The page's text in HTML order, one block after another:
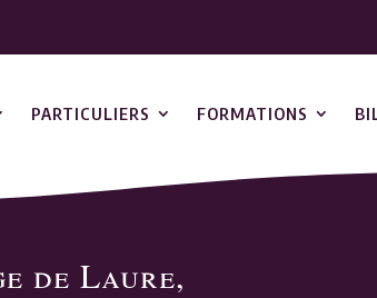
PARTICULIERS FORMATIONS
de Laure,